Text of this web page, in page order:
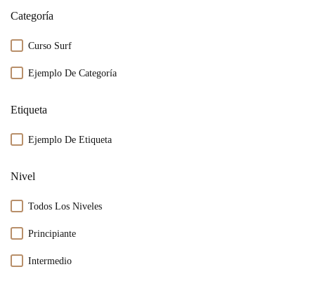
Categoría
Curso Surf
Ejemplo De Categoría
Etiqueta
Ejemplo De Etiqueta
Nivel
Todos Los Niveles
Principiante
Intermedio